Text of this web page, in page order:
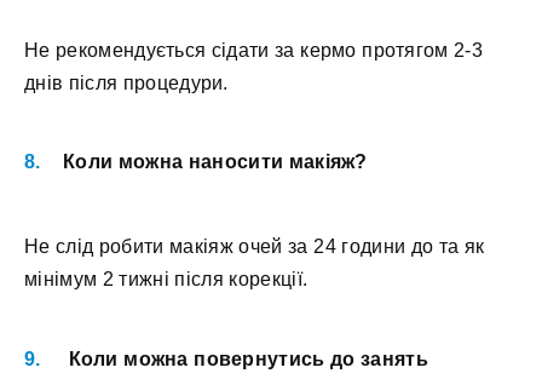
Не рекомендується сідати за кермо протягом 2-3
днів після процедури.
Коли можна наносити макіяж?
Не слід робити макіяж очей за 24 години до та як
мінімум 2 тижні після корекції.
Коли можна повернутись до занять